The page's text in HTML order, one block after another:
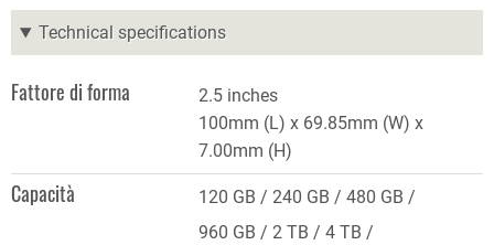
Technical specifications
Fattore di forma
2.5 inches
100mm (L) x 69.85mm (W) x
7.00mm (H)
Capacità 120 GB 240 GB
480 GB
960 GB
2 TB 4 TB